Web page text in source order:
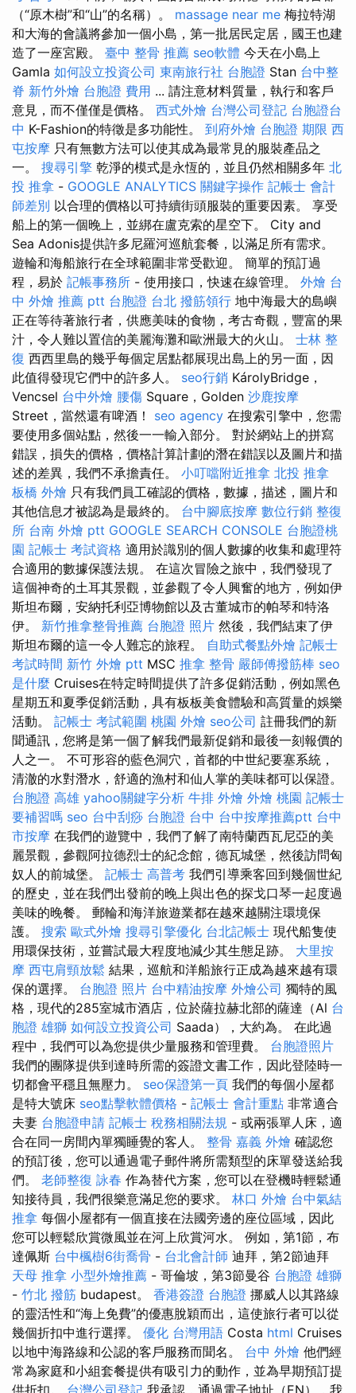
（“原木樹”和“山”的名稱）。 massage near me 梅拉特湖
和大海的會議將參加一個小島，第一批居民定居，國王也建
造了一座宮殿。 臺中 整骨 推薦 seo軟體 今天在小島上
Gamla 如何設立投資公司 東南旅行社 台胞證 Stan 台中整
脊 新竹外燴 台胞證 費用 ... 請注意材料質量，執行和客戶
意見，而不僅僅是價格。 西式外燴 台灣公司登記 台胞證台
中 K-Fashion的特徵是多功能性。 到府外燴 台胞證 期限 西
屯按摩 只有無數方法可以使其成為最常見的服裝產品之
一。 搜尋引擎 乾淨的模式是永恆的，並且仍然相關多年 北
投 推拿 - GOOGLE ANALYTICS 關鍵字操作 記帳士 會計
師差別 以合理的價格以可持續街頭服裝的重要因素。 享受
船上的第一個晚上，並綁在盧克索的星空下。 City and
Sea Adonis提供許多尼羅河巡航套餐，以滿足所有需求。
遊輪和海船旅行在全球範圍非常受歡迎。 簡單的預訂過
程，易於 記帳事務所 - 使用接口，快速在線管理。 外燴 台
中 外燴 推薦 ptt 台胞證 台北 撥筋領行 地中海最大的島嶼
正在等待著旅行者，供應美味的食物，考古奇觀，豐富的果
汁，令人難以置信的美麗海灘和歐洲最大的火山。 士林 整
復 西西里島的幾乎每個定居點都展現出島上的另一面，因
此值得發現它們中的許多人。 seo行銷 KárolyBridge，
Vencsel 台中外燴 腰傷 Square，Golden 沙鹿按摩
Street，當然還有啤酒！ seo agency 在搜索引擎中，您需
要使用多個站點，然後一一輸入部分。 對於網站上的拼寫
錯誤，損失的價格，價格計算計劃的潛在錯誤以及圖片和描
述的差異，我們不承擔責任。 小叮噹附近推拿 北投 推拿
板橋 外燴 只有我們員工確認的價格，數據，描述，圖片和
其他信息才被認為是最終的。 台中腳底按摩 數位行銷 整復
所 台南 外燴 ptt GOOGLE SEARCH CONSOLE 台胞證桃
園 記帳士 考試資格 適用於識別的個人數據的收集和處理符
合適用的數據保護法規。 在這次冒險之旅中，我們發現了
這個神奇的土耳其景觀，並參觀了令人興奮的地方，例如伊
斯坦布爾，安納托利亞博物館以及古董城市的帕琴和特洛
伊。 新竹推拿整骨推薦 台胞證 照片 然後，我們結束了伊
斯坦布爾的這一令人難忘的旅程。 自助式餐點外燴 記帳士
考試時間 新竹 外燴 ptt MSC 推拿 整骨 嚴師傅撥筋棒 seo
是什麼 Cruises在特定時間提供了許多促銷活動，例如黑色
星期五和夏季促銷活動，具有板板美食體驗和高質量的娛樂
活動。 記帳士 考試範圍 桃園 外燴 seo公司 註冊我們的新
聞通訊，您將是第一個了解我們最新促銷和最後一刻報價的
人之一。 不可形容的藍色洞穴，首都的中世紀要塞系統，
清澈的水對潛水，舒適的漁村和仙人掌的美味都可以保證。
台胞證 高雄 yahoo關鍵字分析 牛排 外燴 外燴 桃園 記帳士
要補習嗎 seo 台中刮痧 台胞證 台中 台中按摩推薦ptt 台中
市按摩 在我們的遊覽中，我們了解了南特蘭西瓦尼亞的美
麗景觀，參觀阿拉德烈士的紀念館，德瓦城堡，然後訪問匈
奴人的前城堡。 記帳士 高普考 我們引導乘客回到幾個世紀
的歷史，並在我們出發前的晚上與出色的探戈口琴一起度過
美味的晚餐。 郵輪和海洋旅遊業都在越來越關注環境保
護。 搜索 歐式外燴 搜尋引擎優化 台北記帳士 現代船隻使
用環保技術，並嘗試最大程度地減少其生態足跡。 大里按
摩 西屯肩頸放鬆 結果，巡航和洋船旅行正成為越來越有環
保的選擇。 台胞證 照片 台中精油按摩 外燴公司 獨特的風
格，現代的285室城市酒店，位於薩拉赫北部的薩達（Al 台
胞證 雄獅 如何設立投資公司 Saada），大約為。 在此過
程中，我們可以為您提供少量服務和管理費。 台胞證照片
我們的團隊提供到達時所需的簽證文書工作，因此登陸時一
切都會平穩且無壓力。 seo保證第一頁 我們的每個小屋都
是特大號床 seo點擊軟體價格 - 記帳士 會計重點 非常適合
夫妻 台胞證申請 記帳士 稅務相關法規 - 或兩張單人床，適
合在同一房間內單獨睡覺的客人。 整骨 嘉義 外燴 確認您
的預訂後，您可以通過電子郵件將所需類型的床單發送給我
們。 老師整復 詠春 作為替代方案，您可以在登機時輕鬆通
知接待員，我們很樂意滿足您的要求。 林口 外燴 台中氣結
推拿 每個小屋都有一個直接在法國旁邊的座位區域，因此
您可以輕鬆欣賞微風並在河上欣賞河水。 例如，第1節，布
達佩斯 台中楓樹6街喬骨 - 台北會計師 迪拜，第2節迪拜
天母 推拿 小型外燴推薦 - 哥倫坡，第3節曼谷 台胞證 雄獅
- 竹北 撥筋 budapest。 香港簽證 台胞證 挪威人以其路線
的靈活性和“海上免費”的優惠脫穎而出，這使旅行者可以從
幾個折扣中進行選擇。 優化 台灣用語 Costa html Cruises
以地中海路線和公認的客戶服務而聞名。 台中 外燴 他們經
常為家庭和小組套餐提供有吸引力的動作，並為早期預訂提
供折扣。 台灣公司登記 我承認，通過電子地址（EN），我